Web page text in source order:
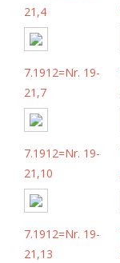
21,4
7.1912=Nr. 19-
21,7
7.1912=Nr. 19-
21,10
7.1912=Nr. 19-
21,13